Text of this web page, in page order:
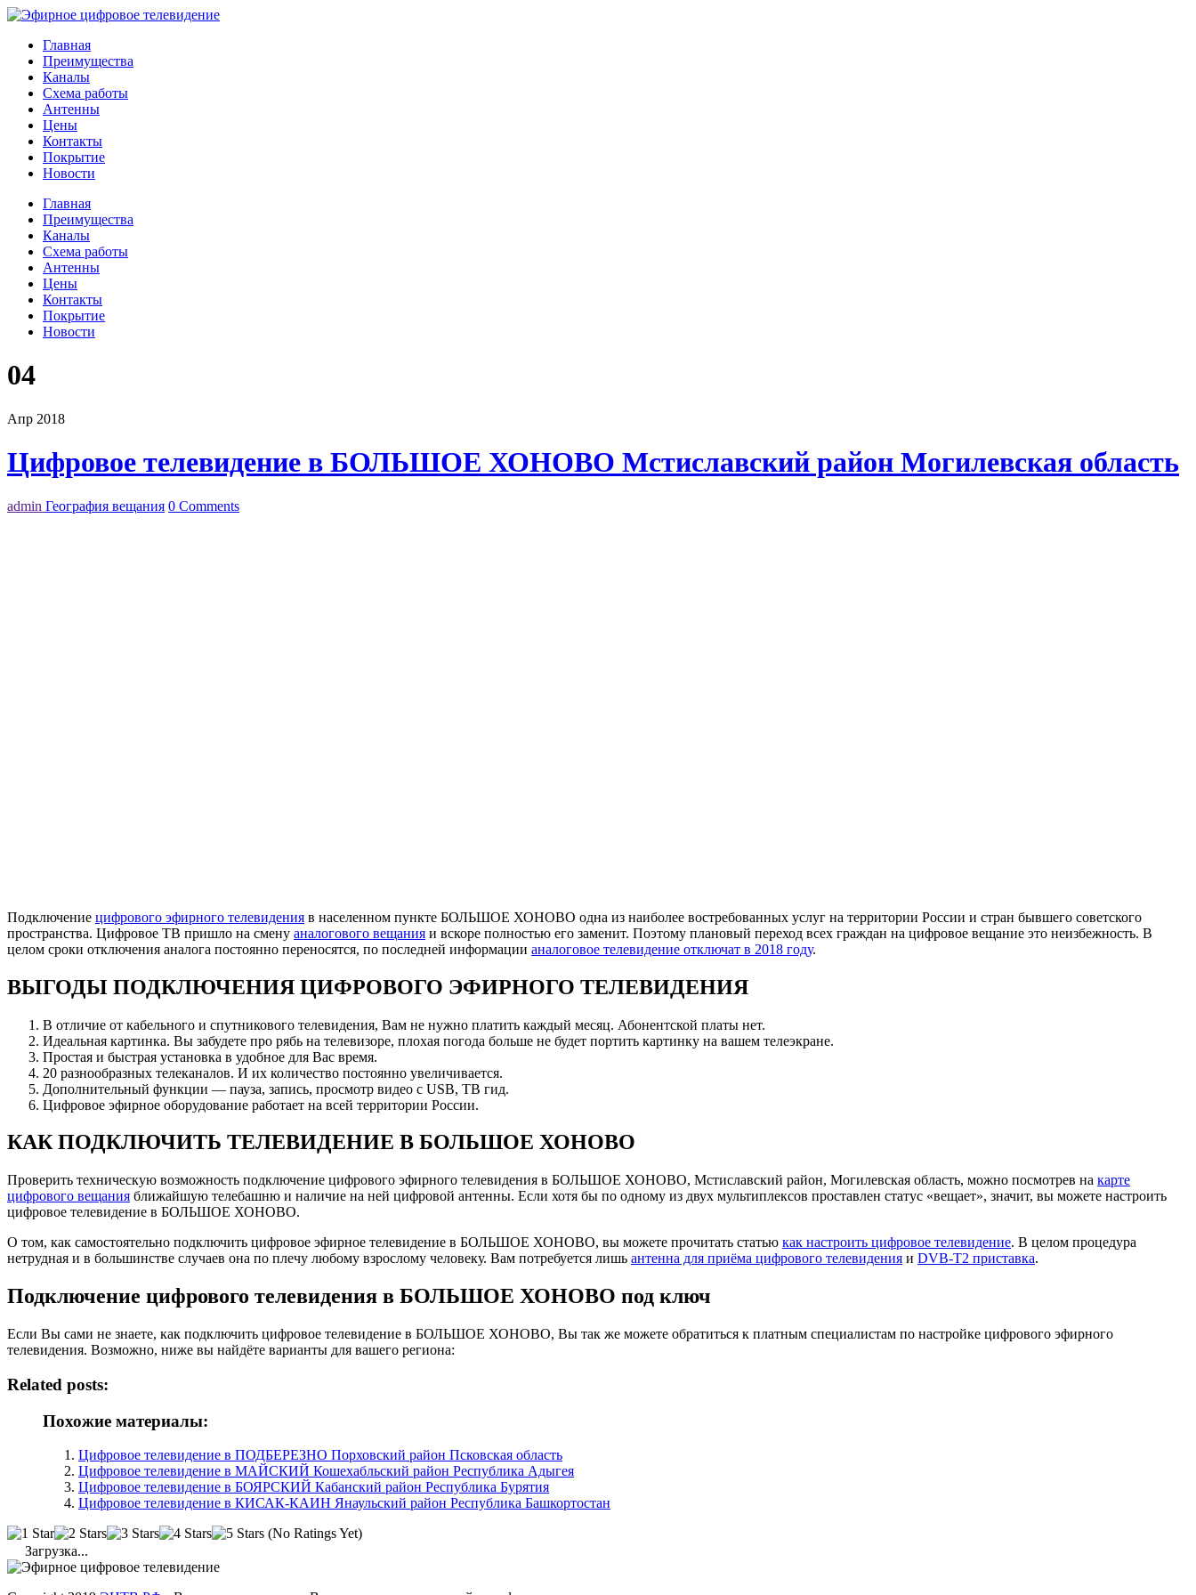
Главная
Преимущества
Каналы
Схема работы
Антенны
Цены
Контакты
Покрытие
Новости
Главная
Преимущества
Каналы
Схема работы
Антенны
Цены
Контакты
Покрытие
Новости
04
Апр 2018
Цифровое телевидение в БОЛЬШОЕ ХОНОВО Мстиславский район Могилевская область
admin География вещания 0 Comments
Подключение цифрового эфирного телевидения в населенном пункте БОЛЬШОЕ ХОНОВО одна из наиболее востребованных услуг на территории России и стран бывшего советского
пространства. Цифровое ТВ пришло на смену аналогового вещания и вскоре полностью его заменит. Поэтому плановый переход всех граждан на цифровое вещание это неизбежность. В
целом сроки отключения аналога постоянно переносятся, по последней информации аналоговое телевидение отключат в 2018 году.
ВЫГОДЫ ПОДКЛЮЧЕНИЯ ЦИФРОВОГО ЭФИРНОГО ТЕЛЕВИДЕНИЯ
В отличие от кабельного и спутникового телевидения, Вам не нужно платить каждый месяц. Абонентской платы нет.
Идеальная картинка. Вы забудете про рябь на телевизоре, плохая погода больше не будет портить картинку на вашем телеэкране.
Простая и быстрая установка в удобное для Вас время.
20 разнообразных телеканалов. И их количество постоянно увеличивается.
Дополнительный функции — пауза, запись, просмотр видео с USB, ТВ гид.
Цифровое эфирное оборудование работает на всей территории России.
КАК ПОДКЛЮЧИТЬ ТЕЛЕВИДЕНИЕ В БОЛЬШОЕ ХОНОВО
Проверить техническую возможность подключение цифрового эфирного телевидения в БОЛЬШОЕ ХОНОВО, Мстиславский район, Могилевская область, можно посмотрев на карте
цифрового вещания ближайшую телебашню и наличие на ней цифровой антенны. Если хотя бы по одному из двух мультиплексов проставлен статус «вещает», значит, вы можете настроить
цифровое телевидение в БОЛЬШОЕ ХОНОВО.
О том, как самостоятельно подключить цифровое эфирное телевидение в БОЛЬШОЕ ХОНОВО, вы можете прочитать статью как настроить цифровое телевидение. В целом процедура
нетрудная и в большинстве случаев она по плечу любому взрослому человеку. Вам потребуется лишь антенна для приёма цифрового телевидения и DVB-T2 приставка.
Подключение цифрового телевидения в БОЛЬШОЕ ХОНОВО под ключ
Если Вы сами не знаете, как подключить цифровое телевидение в БОЛЬШОЕ ХОНОВО, Вы так же можете обратиться к платным специалистам по настройке цифрового эфирного
телевидения. Возможно, ниже вы найдёте варианты для вашего региона:
Related posts:
Похожие материалы:
Цифровое телевидение в ПОДБЕРЕЗНО Порховский район Псковская область
Цифровое телевидение в МАЙСКИЙ Кошехабльский район Республика Адыгея
Цифровое телевидение в БОЯРСКИЙ Кабанский район Республика Бурятия
Цифровое телевидение в КИСАК-КАИН Янаульский район Республика Башкортостан
(No Ratings Yet)
Загрузка...